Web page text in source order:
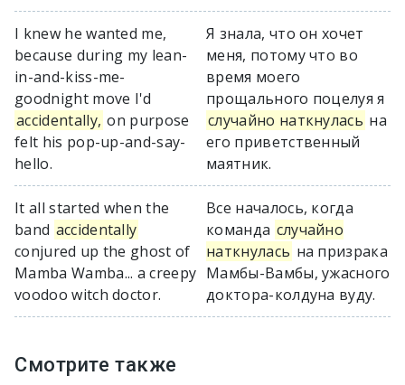
I knew he wanted me,
because during my lean-
in-and-kiss-me-
goodnight move I'd
accidentally, on purpose
felt his pop-up-and-say-
hello.
Я знала, что он хочет
меня, потому что во
время моего
прощального поцелуя я
случайно наткнулась на
его приветственный
маятник.
It all started when the
band accidentally
conjured up the ghost of
Mamba Wamba... a creepy
voodoo witch doctor.
Все началось, когда
команда случайно
наткнулась на призрака
Мамбы-Вамбы, ужасного
доктора-колдуна вуду.
Смотрите также